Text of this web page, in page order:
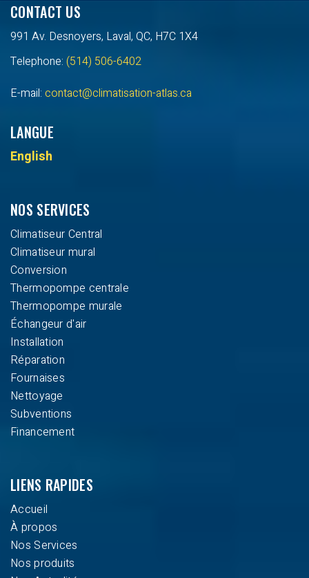
CONTACT US
991 Av. Desnoyers, Laval, QC, H7C 1X4
Telephone: (514) 506-6402
E-mail: contact@climatisation-atlas.ca
LANGUE
English
NOS SERVICES
Climatiseur Central
Climatiseur mural
Conversion
Thermopompe centrale
Thermopompe murale
Échangeur d'air
Installation
Réparation
Fournaises
Nettoyage
Subventions
Financement
LIENS RAPIDES
Accueil
À propos
Nos Services
Nos produits